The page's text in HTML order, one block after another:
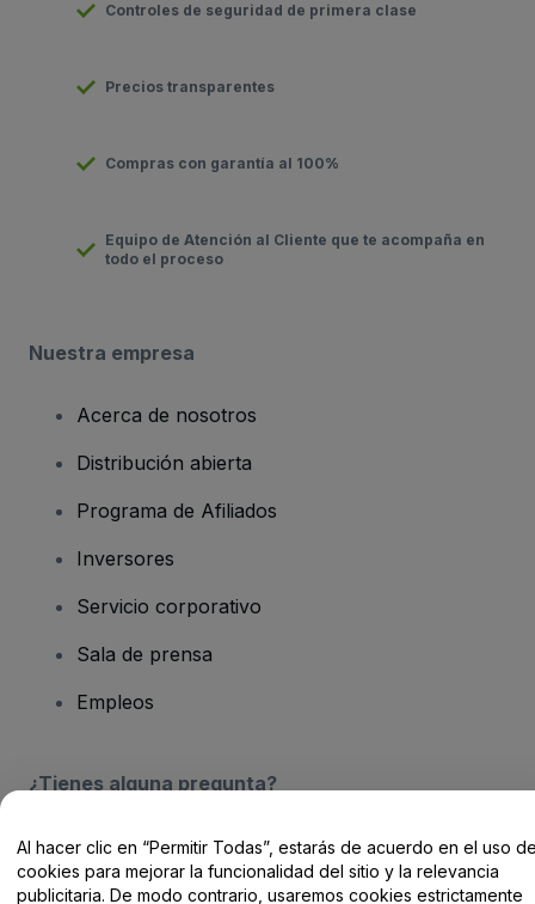
Controles de seguridad de primera clase
Precios transparentes
Compras con garantía al 100%
Equipo de Atención al Cliente que te acompaña en
todo el proceso
Nuestra empresa
Acerca de nosotros
Distribución abierta
Programa de Afiliados
Inversores
Servicio corporativo
Sala de prensa
Empleos
¿Tienes alguna pregunta?
Centro de Ayuda / Contacto
Al hacer clic en “Permitir Todas”, estarás de acuerdo en el uso
cookies para mejorar la funcionalidad del sitio y la relevancia
publicitaria. De modo contrario, usaremos cookies estrictamente